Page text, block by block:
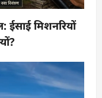
ईसाई मिशनरियों